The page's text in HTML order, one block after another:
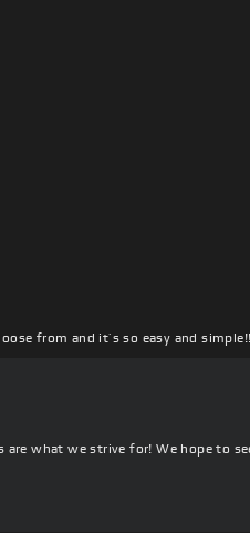
from and it’s so easy and
what we strive for! We hope to